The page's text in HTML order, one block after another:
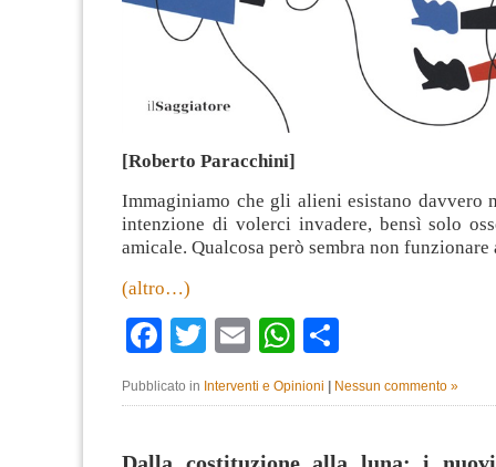
[Roberto Paracchini]
Immaginiamo che gli alieni esistano davvero
intenzione di volerci invadere, bensì solo
amicale. Qualcosa però sembra non funzionare
(altro…)
Facebook
TwitterEmailWhatsApp
Pubblicato in Interventi e Opinioni | Nessun commento »